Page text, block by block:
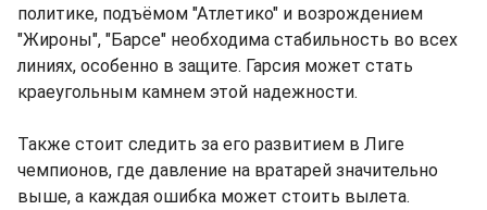
политике, подъёмом "Атлетико" и возрождением
"Жироны", "Барсе" необходима стабильность во всех
линиях, особенно в защите. Гарсия может стать
краеугольным камнем этой надежности.
Также стоит следить за его развитием в Лиге
чемпионов, где давление на вратарей значительно
выше, а каждая ошибка может стоить вылета.